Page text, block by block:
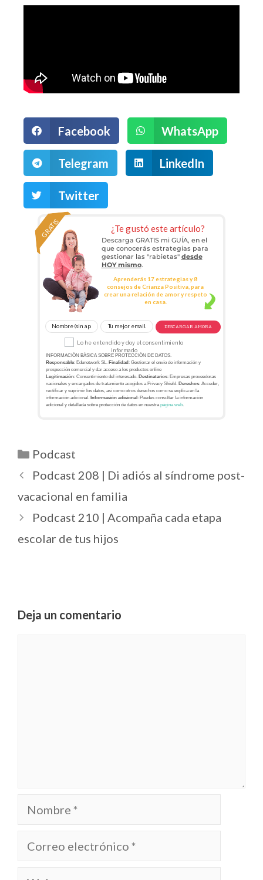
Facebook WhatsApp
Telegram LinkedIn
Twitter
¿Te gustó este artículo?
GRATIS
Descarga GRATIS mi GUÍA, en el
que conocerás estrategias para
gestionar las "rabietas" desde
HOY mismo.
Aprenderás 17 estrategias y 8
consejos de Crianza Positiva, para
crear una relación de amor y respeto
en casa.
INFORMACIÓN BÁSICA SOBRE PROTECCIÓN DE DATOS.
Responsable: Edunetwork SL. Finalidad : Gestionar el envío de información y
prospección comercial y dar acceso a los productos online
Legitimación: Consentimiento del interesado. Destinatarios: Empresas proveedoras
nacionales y encargados de tratamiento acogidos a Privacy Shield. Derechos: Acceder,
rectificar y suprimir los datos, así como otros derechos como se explica en la
información adicional. Información adicional: Puedes consultar la información
adicional y detallada sobre protección de datos en nuestrapágina web.
Lo he entendido y doy el consentimiento
informado
DESCARGAR AHORA
Podcast
Podcast 208 | Di adiós al síndrome post-
vacacional en familia
Podcast 210 | Acompaña cada etapa
escolar de tus hijos
Deja un comentario